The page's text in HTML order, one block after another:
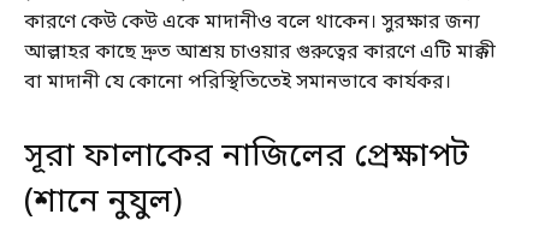
কারণে কেউ কেউ একে মাদানীও বলে থাকেন। সুরক্ষার জন্য
আল্লাহর কাছে দ্রুত আশ্রয় চাওয়ার গুরুত্বের কারণে এটি মাক্কী
বা মাদানী যে কোনো পরিস্থিতিতেই সমানভাবে কার্যকর।
সূরা ফালাকের নাজিলের প্রেক্ষাপট
(শানে নুযুল)